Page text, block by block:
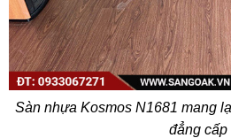
Sàn nhựa Kosmos N1681 mang
đẳng cấp